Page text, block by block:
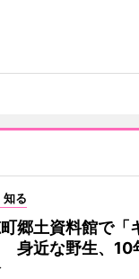
知る
郷土資料館で「
身近な野生、10